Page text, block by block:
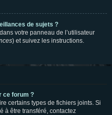
de sujets ?
votre panneau de l’utilisateur
) et suivez les instructions.
ce forum ?
certains types de fichiers joints. Si
à être transféré, contactez